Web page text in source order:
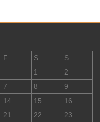
F S
S
1
2
7 8
9
14 15
16
21 22
23